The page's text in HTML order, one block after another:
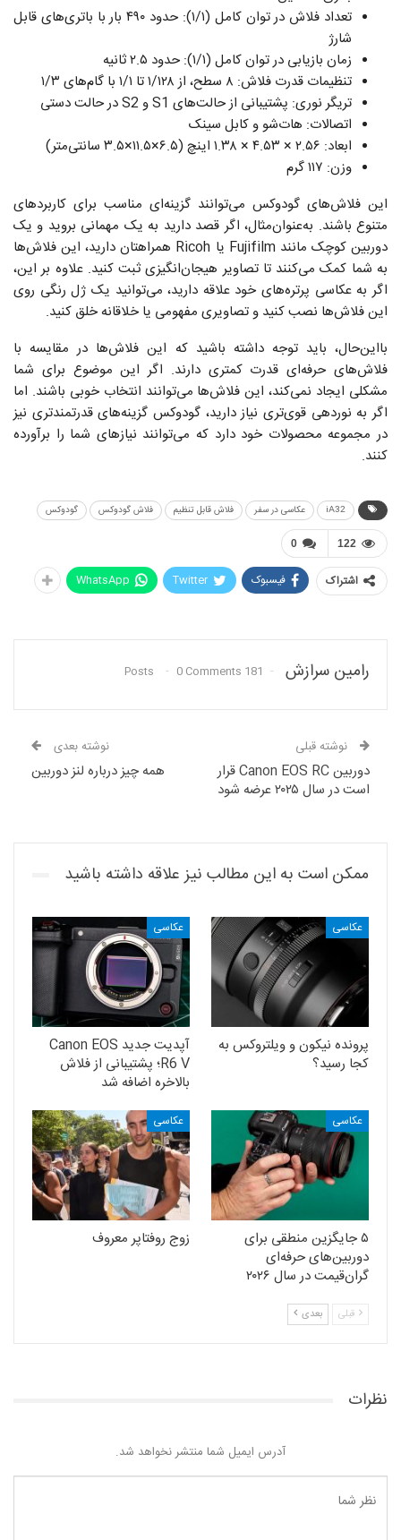
تعداد فلاش در توان کامل (۱/۱): حدود ۴۹۰ بار با باتری‌های قابل
شارژ
زمان بازیابی در توان کامل (۱/۱): حدود ۲.۵ ثانیه
تنظیمات قدرت فلاش: ۸ سطح، از ۱/۱۲۸ تا ۱/۱ با گام‌های ۱/۳
تریگر نوری: پشتیبانی از حالت‌های S1 و S2 در حالت دستی
اتصالات: هات‌شو و کابل سینک
ابعاد: ۲.۵۶ × ۴.۵۳ × ۱.۳۸ اینچ (۶.۵×۱۱.۵×۳.۵ سانتی‌متر)
وزن: ۱۱۷ گرم
این فلاش‌های گودوکس می‌توانند گزینه‌ای مناسب برای کاربردهای
متنوع باشند. به‌عنوان‌مثال، اگر قصد دارید به یک مهمانی بروید و یک
دوربین کوچک مانند Fujifilm یا Ricoh همراهتان دارید، این فلاش‌ها
به شما کمک می‌کنند تا تصاویر هیجان‌انگیزی ثبت کنید. علاوه بر این،
اگر به عکاسی پرتره‌های خود علاقه دارید، می‌توانید یک ژل رنگی روی
این فلاش‌ها نصب کنید و تصاویری مفهومی یا خلاقانه خلق کنید.
بااین‌حال، باید توجه داشته باشید که این فلاش‌ها در مقایسه با
فلاش‌های حرفه‌ای قدرت کمتری دارند. اگر این موضوع برای شما
مشکلی ایجاد نمی‌کند، این فلاش‌ها می‌توانند انتخاب خوبی باشند. اما
اگر به نوردهی قوی‌تری نیاز دارید، گودوکس گزینه‌های قدرتمندتری نیز
در مجموعه محصولات خود دارد که می‌توانند نیازهای شما را برآورده
کنند.
iA32 عکاسی در سفر فلاش قابل تنظیم فلاش گودوکس گودوکس
0 122
اشتراک فیسبوک Twitter
WhatsApp
رامین سرازش 181 Posts
0 Comments
نوشته قبلی
دوربین Canon EOS RC قرار
است در سال ۲۰۲۵ عرضه شود
نوشته بعدی
همه چیز درباره لنز دوربین
ممکن است به این مطالب نیز علاقه داشته باشید
عکاسی
پرونده نیکون و ویلتروکس به
کجا رسید؟
عکاسی
آپدیت جدید Canon EOS
R6 V؛ پشتیبانی از فلاش
بالاخره اضافه شد
عکاسی
۵ جایگزین منطقی برای
دوربین‌های حرفه‌ای
گران‌قیمت در سال ۲۰۲۶
عکاسی
زوج روفتاپر معروف
قبلی بعدی
نظرات
آدرس ایمیل شما منتشر نخواهد شد.